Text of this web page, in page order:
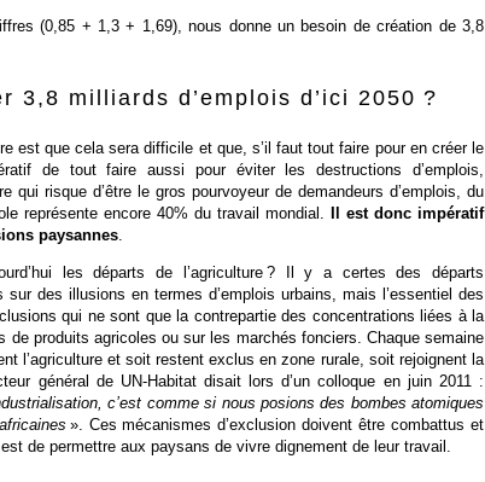
(0,85 + 1,3 + 1,69), nous donne un besoin de création de 3,8
3,8 milliards d’emplois d’ici 2050 ?
est que cela sera difficile et que, s’il faut tout faire pour en créer le
de tout faire aussi pour éviter les destructions d’emplois,
qui risque d’être le gros pourvoyeur de demandeurs d’emplois, du
représente encore 40% du travail mondial.
Il est donc impératif
paysannes.
les départs de l’agriculture ? Il y a certes des départs
des illusions en termes d’emplois urbains, mais l’essentiel des
qui ne sont que la contrepartie des concentrations liées à la
de produits agricoles ou sur les marchés fonciers. Chaque semaine
l’agriculture et soit restent exclus en zone rurale, soit rejoignent la
général de UN-Habitat disait lors d’un colloque en juin 2011 :
c’est comme si nous posions des bombes atomiques
». Ces mécanismes d’exclusion doivent être combattus et
de permettre aux paysans de vivre dignement de leur travail.